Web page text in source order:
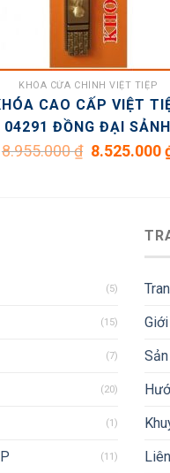
KHÓA CỬA CHÍNH VIỆT TIỆP
CAO CẤP VIỆT
04291 ĐỒNG ĐẠI SẢNH
8.955.000₫ Giá
gốc
8.525.000
(5)
(15)
(7)
(20)
(1)
(11)